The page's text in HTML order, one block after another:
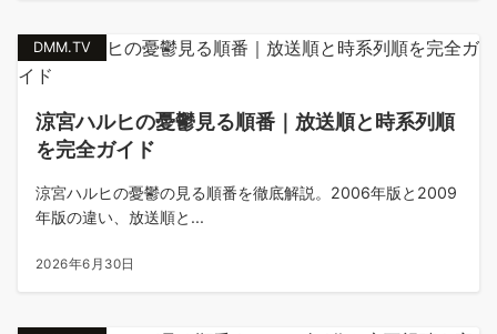
DMM.TV
涼宮ハルヒの憂鬱見る順番｜放送順と時系列順
を完全ガイド
涼宮ハルヒの憂鬱の見る順番を徹底解説。2006年版と2009
年版の違い、放送順と...
2026年6月30日